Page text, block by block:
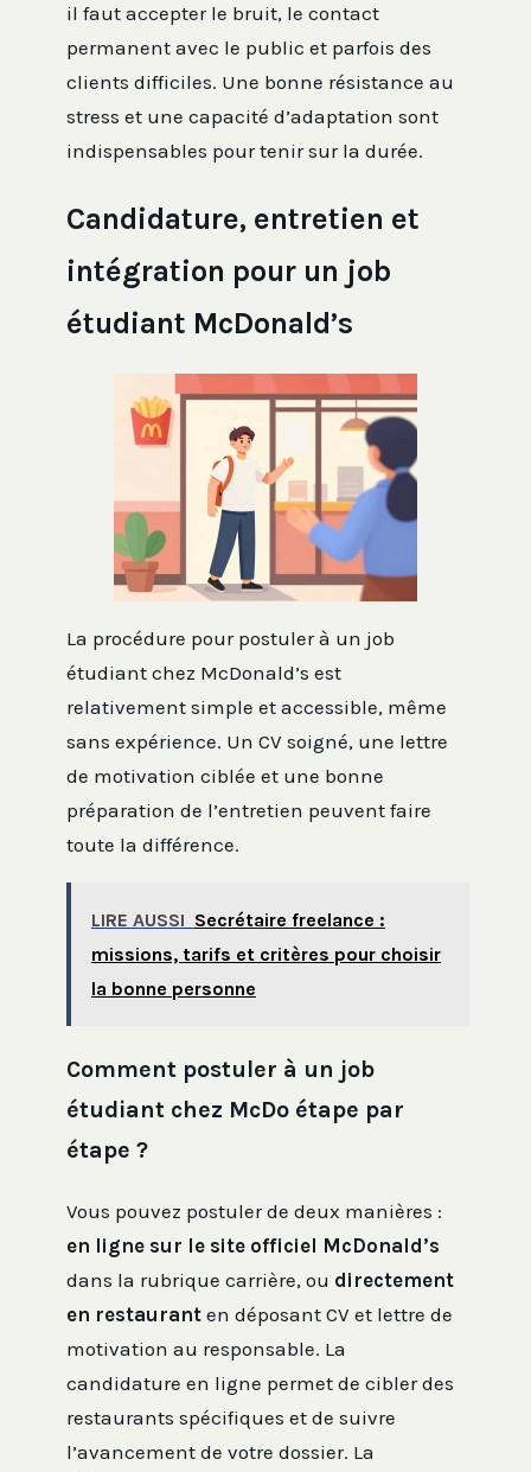
il faut accepter le bruit, le contact
permanent avec le public et parfois des
clients difficiles. Une bonne résistance au
stress et une capacité d’adaptation sont
indispensables pour tenir sur la durée.
Candidature, entretien et
intégration pour un job
étudiant McDonald’s
La procédure pour postuler à un job
étudiant chez McDonald’s est
relativement simple et accessible, même
sans expérience. Un CV soigné, une lettre
de motivation ciblée et une bonne
préparation de l’entretien peuvent faire
toute la différence.
LIRE AUSSI Secrétaire freelance :
missions, tarifs et critères pour choisir
la bonne personne
Comment postuler à un job
étudiant chez McDo étape par
étape ?
Vous pouvez postuler de deux manières :
en ligne sur le site officiel McDonald’s
dans la rubrique carrière, ou directement
en restaurant en déposant CV et lettre de
motivation au responsable. La
candidature en ligne permet de cibler des
restaurants spécifiques et de suivre
l’avancement de votre dossier. La